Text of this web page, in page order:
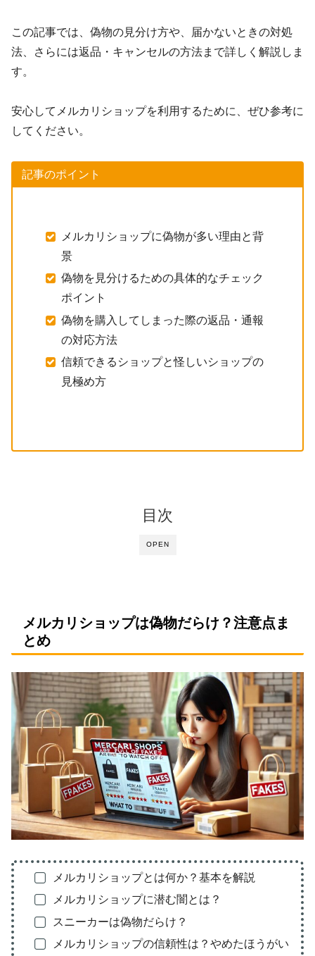
この記事では、偽物の見分け方や、届かないときの対処
法、さらには返品・キャンセルの方法まで詳しく解説しま
す。
安心してメルカリショップを利用するために、ぜひ参考に
してください。
記事のポイント
メルカリショップに偽物が多い理由と背
景
偽物を見分けるための具体的なチェック
ポイント
偽物を購入してしまった際の返品・通報
の対応方法
信頼できるショップと怪しいショップの
見極め方
OPEN
目次
メルカリショップは偽物だらけ？注意点ま
とめ
メルカリショップとは何か？基本を解説
メルカリショップに潜む闇とは？
スニーカーは偽物だらけ？
メルカリショップの信頼性は？やめたほうがい